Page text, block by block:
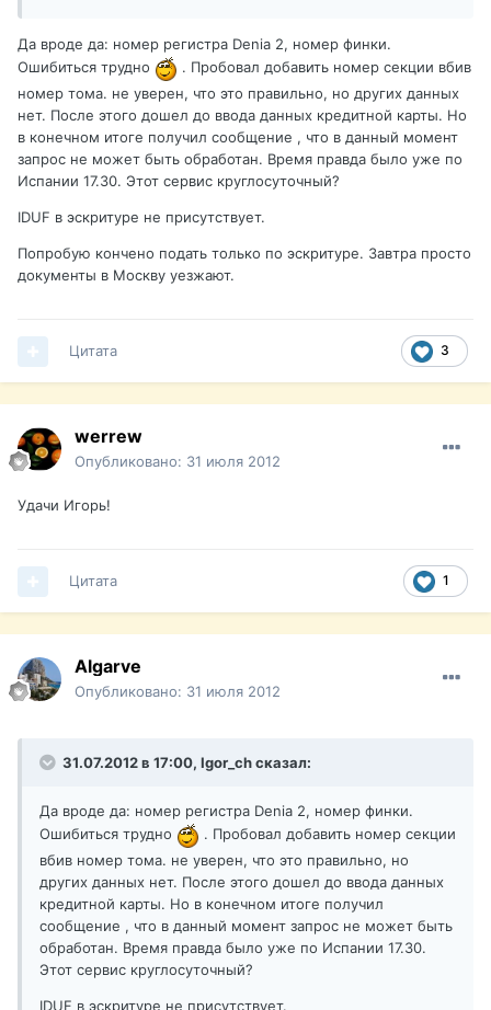
Да вроде да: номер регистра Denia 2, номер финки.
Ошибиться трудно
. Пробовал добавить номер секции вбив
номер тома. не уверен, что это правильно, но других данных
нет. После этого дошел до ввода данных кредитной карты. Но
в конечном итоге получил сообщение , что в данный момент
запрос не может быть обработан. Время правда было уже по
Испании 17.30. Этот сервис круглосуточный?
IDUF в эскритуре не присутствует.
Попробую кончено подать только по эскритуре. Завтра просто
документы в Москву уезжают.
3
Цитата
werrew
Опубликовано: 31 июля 2012
Удачи Игорь!
1
Цитата
Algarve
Опубликовано: 31 июля 2012
31.07.2012 в 17:00, Igor_ch сказал:
Да вроде да: номер регистра Denia 2, номер финки.
Ошибиться трудно
. Пробовал добавить номер секции
вбив номер тома. не уверен, что это правильно, но
других данных нет. После этого дошел до ввода данных
кредитной карты. Но в конечном итоге получил
сообщение , что в данный момент запрос не может быть
обработан. Время правда было уже по Испании 17.30.
Этот сервис круглосуточный?
IDUF в эскритуре не присутствует.